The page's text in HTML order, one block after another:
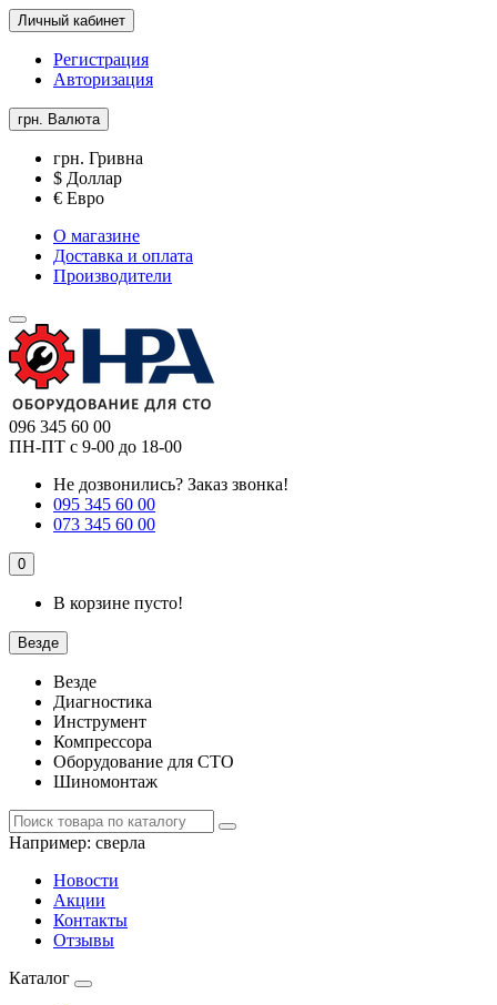
Личный кабинет
Регистрация
Авторизация
грн. Валюта
грн. Гривна
$ Доллар
€ Евро
О магазине
Доставка и оплата
Производители
096 345 60 00
ПН-ПТ с 9-00 до 18-00
Не дозвонились? Заказ звонка!
095 345 60 00
073 345 60 00
0
В корзине пусто!
Везде
Везде
Диагностика
Инструмент
Компрессора
Оборудование для СТО
Шиномонтаж
Например: сверла
Новости
Акции
Контакты
Отзывы
Каталог